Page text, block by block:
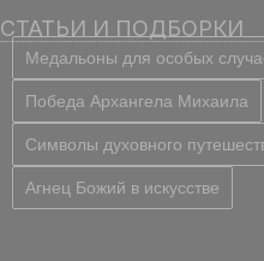
СТАТЬИ И ПОДБОРКИ
Медальоны для особых
Победа Архангела Михаила
Символы духовного
Агнец Божий в искусстве